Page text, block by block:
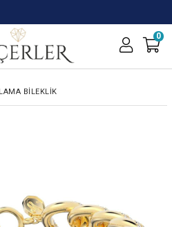
0
BILEKLIK